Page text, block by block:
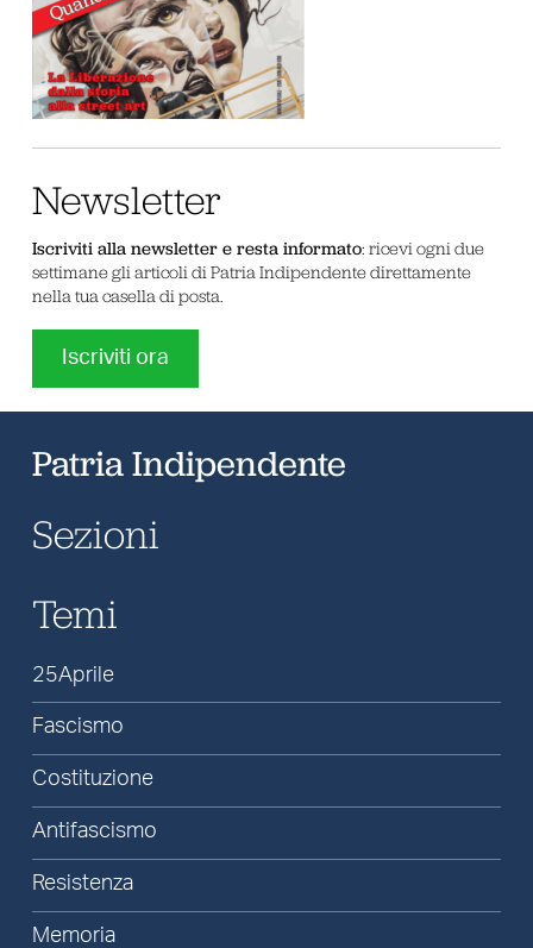
Newsletter
Iscriviti alla newsletter e resta informato: ricevi ogni due
settimane gli articoli di Patria Indipendente direttamente
nella tua casella di posta.
Iscriviti ora
Patria Indipendente
Sezioni
Temi
25Aprile
Fascismo
Costituzione
Antifascismo
Resistenza
Memoria